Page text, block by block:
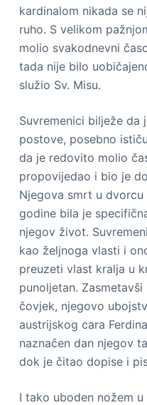
kardinalom nikada se
ruho. S velikom
molio svakodnevni
tada nije bilo
služio Sv. Misu.
Suvremenici bilježe da
postove, posebno ističu
da je redovito molio
propovijedao i bio je
Njegova smrt u dvorcu
godine bila je
njegov život.
kao željnoga vlasti i
preuzeti vlast kralja u
punoljetan.
čovjek, njegovo
austrijskog cara
naznačen dan njegov
dok je čitao dopise i
I tako uboden nožem